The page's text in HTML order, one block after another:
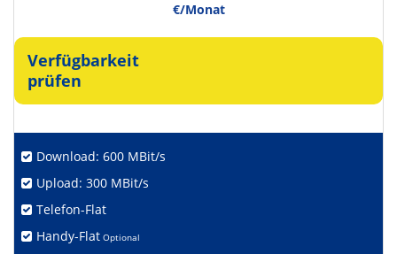
€/Monat
Verfügbarkeit
prüfen
Download: 600 MBit/s
Upload: 300 MBit/s
Telefon-Flat
Handy-Flat Optional